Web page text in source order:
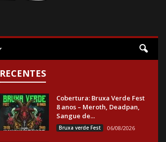
RECENTES
Cobertura: Bruxa Verde Fest
8 anos – Meroth, Deadpan,
Sangue de...
Bruxa verde Fest 06/08/2026